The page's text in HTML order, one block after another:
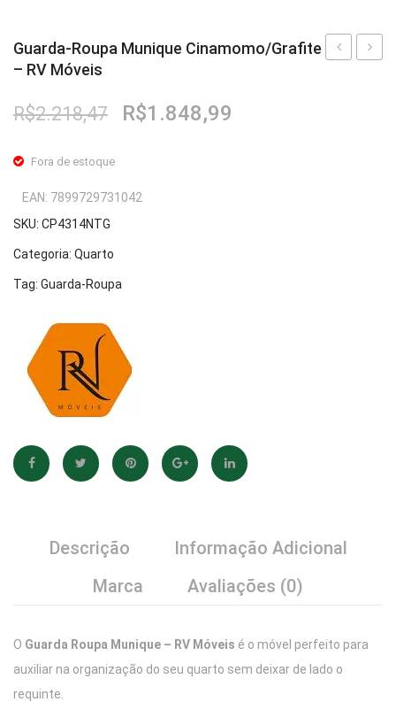
Guarda-Roupa Munique Cinamomo/Grafite
– RV Móveis
R$2.218,47
O
R$2.218,47.
R$1.848,99
Fora de estoque
SKU: CP4314NTG
Categoria: Quarto
Tag: Guarda-Roupa
EAN: 7899729731042
Descrição
Informação Adicional
Marca
Avaliações (0)
O Guarda Roupa Munique – RV Móveis é o móvel perfeito para
auxiliar na organização do seu quarto sem deixar de lado o
requinte.